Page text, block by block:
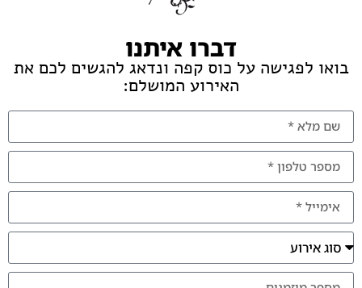
דברו איתנו
בואו לפגישה על כוס קפה ונדאג להגשים לכם את
האירוע המושלם: